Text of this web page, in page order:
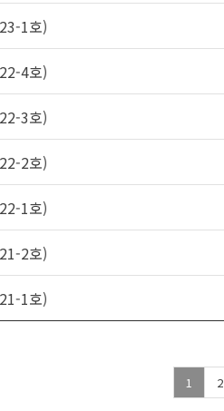
1호)
4호)
3호)
2호)
1호)
2호)
1호)
1 2